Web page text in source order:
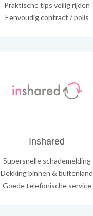
Praktische tips veilig rijden
Eenvoudig contract / polis
Inshared
Supersnelle schademelding
Dekking binnen & buitenland
Goede telefonische service